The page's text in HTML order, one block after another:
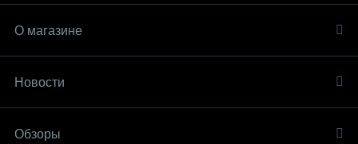
О магазине
Новости
Обзоры